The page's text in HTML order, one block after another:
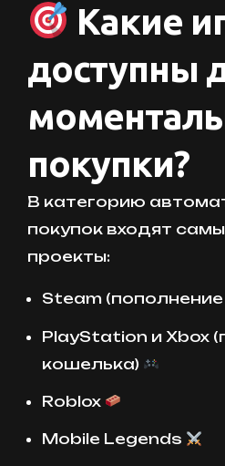
Какие
доступны
покупки?
В категорию
покупок входят
проекты:
Steam
PlayStation и Xbox
кошелька)
Roblox
Mobile Legends